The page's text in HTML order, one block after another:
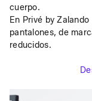
cuerpo.
En Privé by
pantalones, de
reducidos.